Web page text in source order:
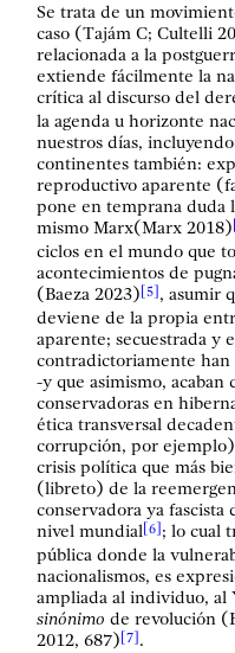
Se trata de un
caso (Tajám C; Cultelli
relacionada a la
extiende fácilmente la
crítica al discurso del
la agenda u horizonte
nuestros días,
continentes también:
reproductivo aparente
pone en temprana duda
mismo Marx(Marx 2018)
ciclos en el mundo que
acontecimientos de
(Baeza 2023) [5] , asumir
deviene de la propia
aparente; secuestrada y
contradictoriamente han
-y que asimismo,
conservadoras en
ética transversal
corrupción, por ejemplo)
crisis política que más
(libreto) de la
conservadora ya fascista
nivel mundial [6] ; lo cual
pública donde la
nacionalismos, es
ampliada al individuo, al
sinónimo de revolución
2012, 687) [7] .